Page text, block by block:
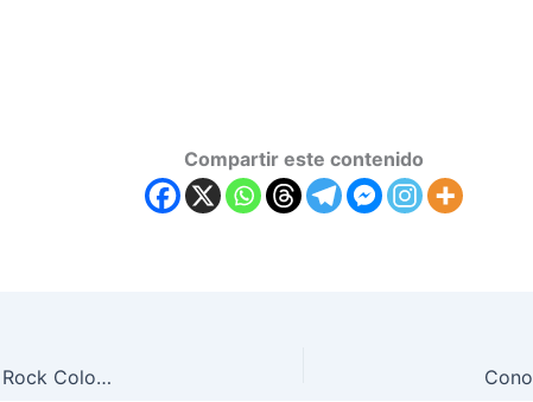
Compartir este contenido
Ska-P, Café Tacvba y Los SuzioX juntos en el Cosquín Rock Colombia